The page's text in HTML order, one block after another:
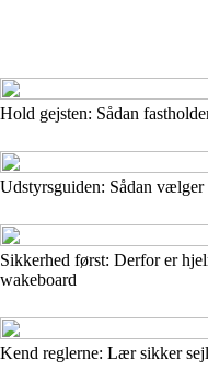
Hold gejsten: Sådan
Udstyrsguiden: Sådan
Sikkerhed først: Derfor er
wakeboard
Kend reglerne: Lær sikker